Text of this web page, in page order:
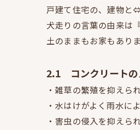
戸建て住宅の、建物と
犬走りの言葉の由来は
土のままもお家もあり
2.1 コンクリートの
・雑草の繁殖を抑えら
・水はけがよく雨水に
・害虫の侵入を抑えら